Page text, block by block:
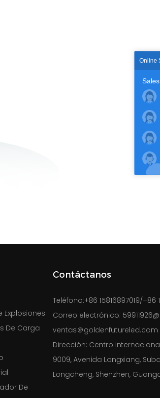
Explosiones
De Carga
De
Contáctanos
Teléfono:+86 15816897019/+86
Correo electrónico:
ventas＠goldenfutureled.com
Dirección: Centro
9009, Avenida Longxiang,
Longcheng, Shenzhen,
Online
Sales